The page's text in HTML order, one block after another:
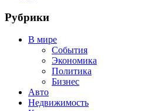
Рубрики
В мире
События
Экономика
Политика
Бизнес
Авто
Недвижимость